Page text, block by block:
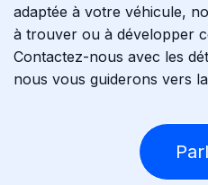
adaptée à votre véhicule,
à trouver ou à développer
Contactez-nous avec les
nous vous guiderons vers